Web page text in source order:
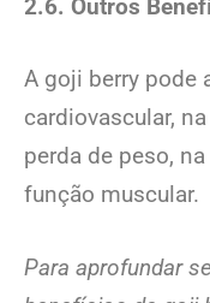
2.6. Outros
A goji berry pode
cardiovascular,
perda de peso,
função muscular.
Para aprofundar